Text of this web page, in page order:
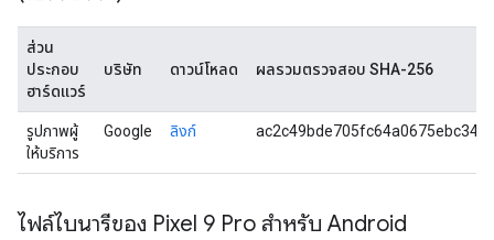
ส่วน
ประกอบ
ฮาร์ดแวร์
บริษัท ดาวน์โหลด ผลรวมตรวจสอบ SHA-256
รูปภาพผู้
ให้บริการ
Google ลิงก์
ไฟล์ไบนารีของ Pixel 9 Pro สำหรับ Android